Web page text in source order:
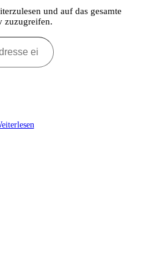
und auf das gesamte
zuzugreifen.